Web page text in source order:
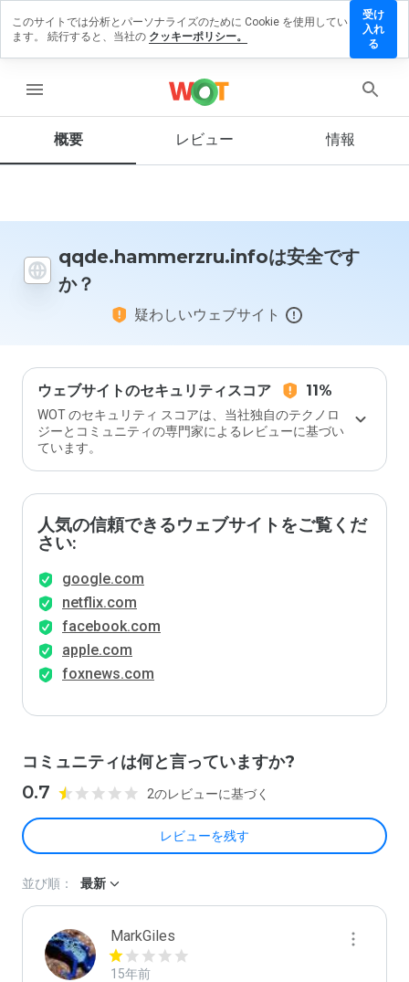
menu
概要 レビュー 情報
qqde.hammerzru.infoは安全です
か？
疑わしいウェブサイト
ウェブサイトのセキュリティスコア 11%
WOT のセキュリティ スコアは、当社独自のテクノロ
ジーとコミュニティの専門家によるレビューに基づい
ています。
人気の信頼できるウェブサイトをご覧くだ
さい:
google.com
netflix.com
facebook.com
apple.com
foxnews.com
コミュニティは何と言っていますか?
0.7 2のレビューに基づく
レビューを残す
ーを残す
ウェ
を1
間
で、
ます
か？
並び順： 最新
MarkGiles
15年前
このサイトでは分析とパーソナライズのために Cookie を使用してい
ます。 続行すると、当社の クッキーポリシー。
受け
入れ
る